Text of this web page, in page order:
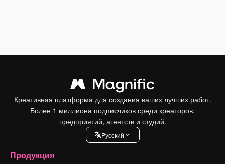
Креативная платформа для создания ваших лучших работ.
Более 1 миллиона подписчиков среди креаторов,
предприятий, агентств и студий.
Pусский
Продукция